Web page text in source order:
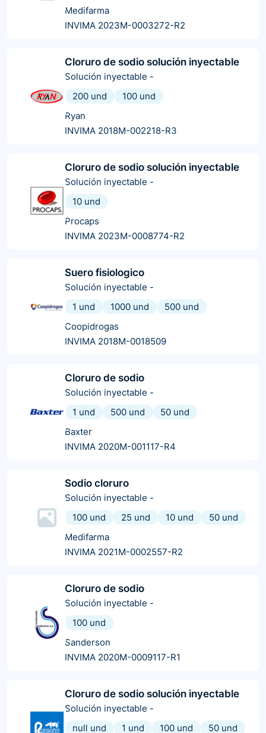
Medifarma
INVIMA 2023M-0003272-R2
Cloruro de sodio solución inyectable
Solución inyectable -
200 und
100 und
Ryan
INVIMA 2018M-002218-R3
Cloruro de sodio solución inyectable
Solución inyectable -
10 und
Procaps
INVIMA 2023M-0008774-R2
Suero fisiologico
Solución inyectable -
1 und
1000 und
500 und
Coopidrogas
INVIMA 2018M-0018509
Cloruro de sodio
Solución inyectable -
1 und
500 und
50 und
Baxter
INVIMA 2020M-001117-R4
Sodio cloruro
Solución inyectable -
100 und
25 und 10 und
50 und
Medifarma
INVIMA 2021M-0002557-R2
Cloruro de sodio
Solución inyectable -
100 und
Sanderson
INVIMA 2020M-0009117-R1
Cloruro de sodio solución inyectable
Solución inyectable -
null und
1 und 100 und
50 und